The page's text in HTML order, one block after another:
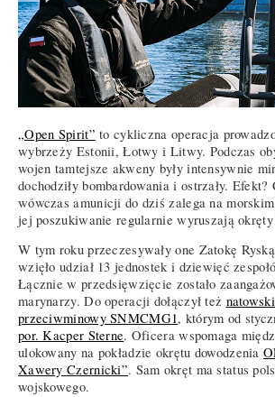
„Open Spirit” to cykliczna operacja
wybrzeży Estonii, Łotwy i Litwy. Podczas
wojen tamtejsze akweny były intensywnie
dochodziły bombardowania i ostrzały. Efekt?
wówczas amunicji do dziś zalega na
jej poszukiwanie regularnie wyruszają
W tym roku przeczesywały one Zatokę
wzięło udział 13 jednostek i dziewięć
Łącznie w przedsięwzięcie zostało
marynarzy. Do operacji dołączył też
przeciwminowy SNMCMG1, którym od
por. Kacper Sterne. Oficera wspomaga
ulokowany na pokładzie okrętu dowodzenia
Xawery Czernicki”. Sam okręt ma status
wojskowego.